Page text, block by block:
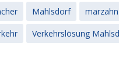
Mahlsdorf marzahn
Verkehrslösung